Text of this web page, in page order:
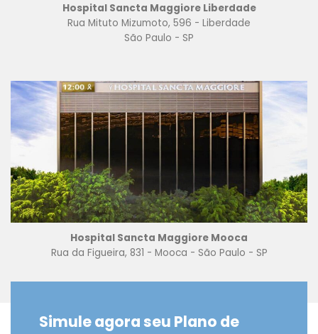
Hospital Sancta Maggiore Liberdade
Rua Mituto Mizumoto, 596 - Liberdade
São Paulo - SP
Hospital Sancta Maggiore Mooca
Rua da Figueira, 831 - Mooca - São Paulo - SP
Simule agora seu Plano de